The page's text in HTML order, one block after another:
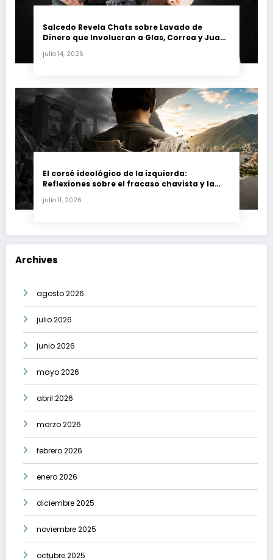
Salcedo Revela Chats sobre Lavado de
Dinero que Involucran a Glas, Correa y Juan
julio 14, 2026
El corsé ideológico de la izquierda:
Reflexiones sobre el fracaso chavista y la
julio 11, 2026
Archives
agosto 2026
julio 2026
junio 2026
mayo 2026
abril 2026
marzo 2026
febrero 2026
enero 2026
diciembre 2025
noviembre 2025
octubre 2025